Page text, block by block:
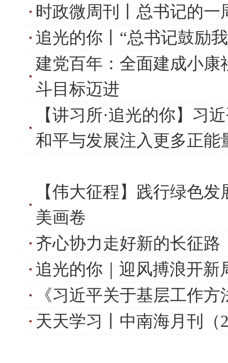
时政微周刊丨总书记的
追光的你丨“总书记鼓励
建党百年：全面建成小康
斗目标迈进
【讲习所·追光的你】习
和平与发展注入更多正能
【伟大征程】践行绿色
美画卷
齐心协力走好新的长征路
追光的你｜迎风搏浪开新
《习近平关于基层工作
天天学习丨中南海月刊（